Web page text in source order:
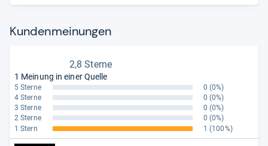
Kun­den­mei­nun­gen
2,8 Sterne
1 Meinung in einer Quelle
5 Sterne 0 (0%)
4 Sterne
0 (0%)
3 Sterne
0 (0%)
2 Sterne
0 (0%)
1 Stern
1 (100%)